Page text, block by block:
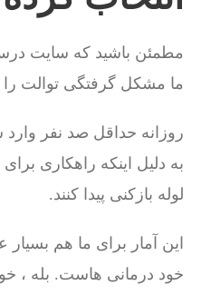
مطمئن باشید که سایت
ما مشکل گرفتگی توالت
روزانه حداقل صد نفر
به دلیل اینکه راهکاری
لوله بازکنی پیدا کنند.
این آمار برای ما هم
خود درمانی هاست. بله ،